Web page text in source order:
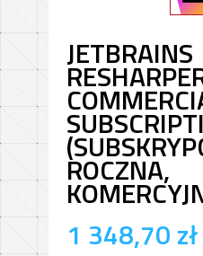
JETBRAINS
ROCZNA,
1 348,70zł